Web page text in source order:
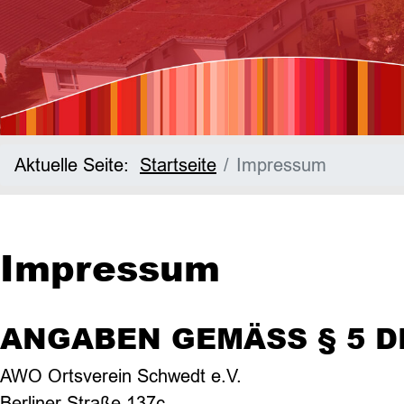
Aktuelle Seite: Startseite Impressum
Impressum
ANGABEN GEMÄSS § 5
AWO Ortsverein Schwedt e.V.